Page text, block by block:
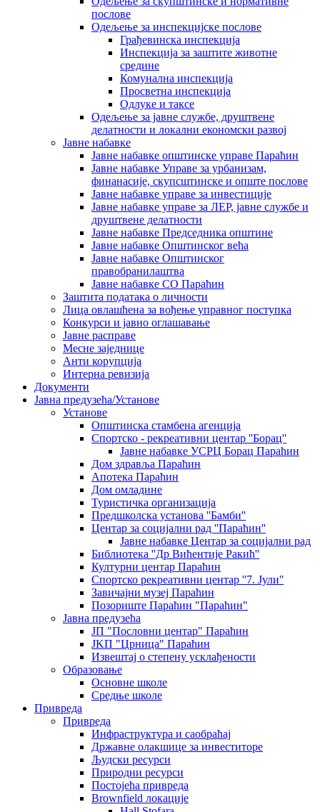
послове
Одељење за инспекцијске послове
Грађевинска инспекција
Инспекција за заштите животне
средине
Комунална инспекција
Просветна инспекција
Одлуке и таксе
Одељење за јавне службе, друштвене
делатности и локални економски развој
Јавне набавке
Јавне набавке општинске управе Параћин
Јавне набавке Управе за урбанизам,
финанасије, скупсштинске и опште послове
Јавне набавке управе за инвестиције
Јавне набавке управе за ЛЕР, јавне службе и
друштвене делатности
Јавне набавке Председника општине
Јавне набавке Општинског већа
Јавне набавке Општинског
правобранилаштва
Јавне набавке СО Параћин
Заштита података о личности
Лица овлашћена за вођење управног поступка
Конкурси и јавно оглашавање
Јавне расправе
Месне заједнице
Анти корупција
Интерна ревизија
Документи
Јавна предузећа/Установе
Установе
Општинскa стамбенa агенцијa
Спортско - рекреативни центар ''Борац''
Јавне набавке УСРЦ Борац Параћин
Дом здравља Параћин
Апотека Параћин
Дом омладине
Туристичка организација
Предшколска установа ''Бамби''
Центар за социјални рад ''Параћин''
Јавне набавке Центар за социјални рад
Библиотека ''Др Вићентије Ракић''
Културни центар Параћин
Спортско рекреативни центар ''7. Јули''
Завичајни музеј Параћин
Позориште Параћин "Параћин"
Јавна предузећа
ЈП "Пословни центар" Параћин
ЈKП "Црница" Параћин
Извештај о степену усклађености
Образовање
Основне школе
Средње школе
Привреда
Привреда
Инфраструктура и саобраћај
Државне олакшице за инвеститоре
Људски ресурси
Природни ресурси
Постојећа привреда
Brownfield локације